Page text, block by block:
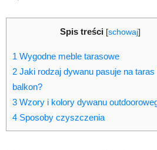
Spis treści [schowaj]
1 Wygodne meble tarasowe
2 Jaki rodzaj dywanu pasuje na taras
balkon?
3 Wzory i kolory dywanu
4 Sposoby czyszczenia